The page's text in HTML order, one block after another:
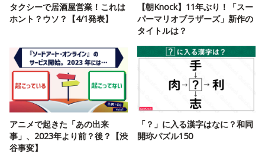
タクシーで居酒屋営業！これは
ホント？ウソ？【4/1発表】
【朝Knock】11年ぶり！「スー
パーマリオブラザーズ」新作の
タイトルは？
アニメで起きた「あの出来
事」、2023年より前？後？【渋
谷事変】
「？」に入る漢字はなに？和同
開珎パズル150